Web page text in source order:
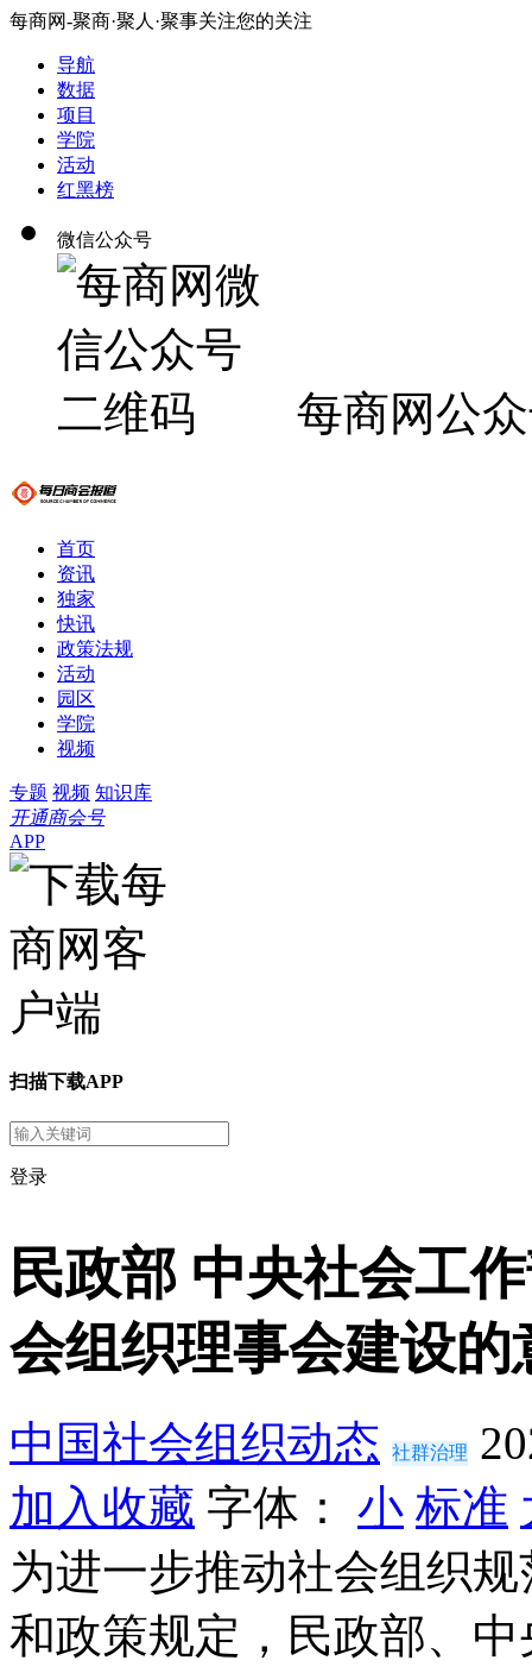
每商网-聚商·聚人·聚事关注您的关注
导航
数据
项目
学院
活动
红黑榜
微信公众号
每商网公
首页
资讯
独家
快讯
政策法规
活动
园区
学院
视频
专题 视频 知识库
开通商会号
APP
扫描下载APP
登录
民政部 中央社会工
会组织理事会建设的
中国社会组织动态 社群治理
加入收藏 字体： 小 标准
为进一步推动社会组织
和政策规定，民政部、